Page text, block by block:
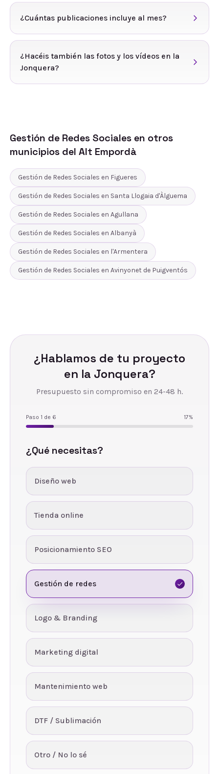
¿Cuántas publicaciones incluye al mes?
¿Hacéis también las fotos y los vídeos en la
Jonquera?
Gestión de Redes Sociales en otros
municipios del Alt Empordà
Gestión de Redes Sociales en Figueres
Gestión de Redes Sociales en Santa Llogaia d'Àlguema
Gestión de Redes Sociales en Agullana
Gestión de Redes Sociales en Albanyà
Gestión de Redes Sociales en l'Armentera
Gestión de Redes Sociales en Avinyonet de Puigventós
¿Hablamos de tu proyecto
en la Jonquera?
Presupuesto sin compromiso en 24-48 h.
Paso 1 de 6 17%
¿Qué necesitas?
Diseño web
Tienda online
Posicionamiento SEO
Gestión de redes
Logo & Branding
Marketing digital
Mantenimiento web
DTF / Sublimación
Otro / No lo sé